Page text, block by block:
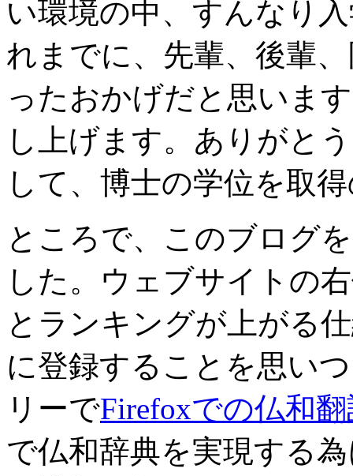
い環境の中、すんなり
れまでに、先輩、後輩
ったおかげだと思いま
し上げます。ありがと
して、博士の学位を取
ところで、このブログ
した。ウェブサイトの
とランキングが上がる
に登録することを思い
リーでFirefoxでの仏和
で仏和辞典を実現する